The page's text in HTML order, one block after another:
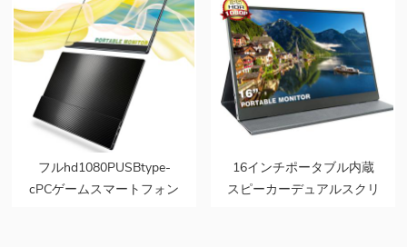
フルhd1080PUSBtype-
cPCゲームスマートフォン
16インチポータブル内蔵
スピーカーデュアルスクリ